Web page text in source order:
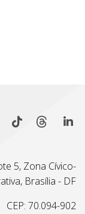
5, Zona Cívico-
Brasília - DF
CEP: 70.094-902